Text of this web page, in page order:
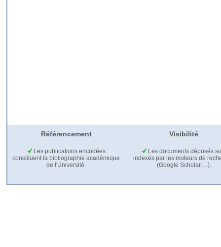
Référencement Visibilité
Les publications encodées
constituent la bibliographie académique
de l'Université.
Les documents déposés
indexés par les moteurs de
(Google Scholar,…).